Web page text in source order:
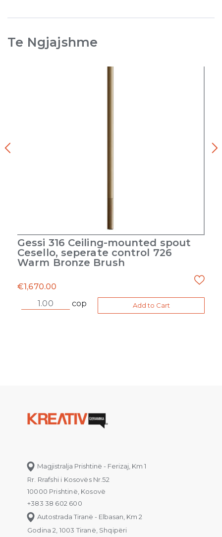
Te Ngjajshme
Gessi 316 Ceiling-mounted spout
Cesello, seperate control 726
Warm Bronze Brush
€1,670.00
cop
Add to Cart
Magjistralja Prishtinë - Ferizaj, Km 1
Rr. Rrafshi i Kosovës Nr.52
10000 Prishtinë, Kosovë
+383 38 602 600
Autostrada Tiranë - Elbasan, Km 2
Godina 2, 1003 Tiranë, Shqipëri